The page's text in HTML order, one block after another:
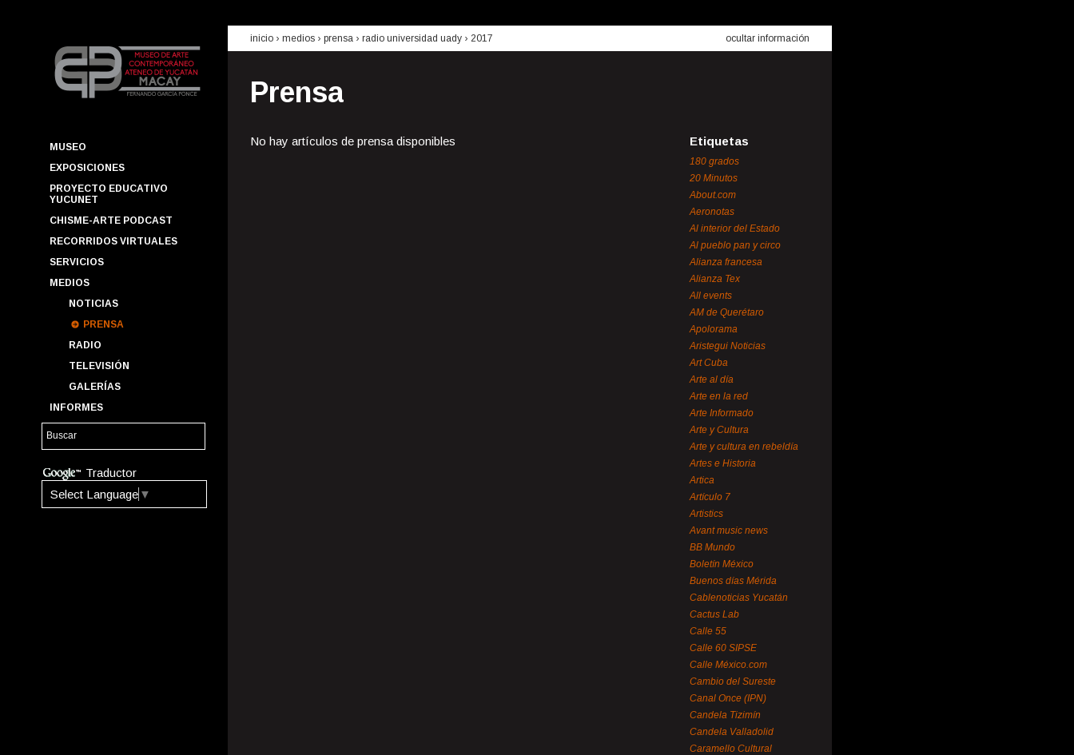
MUSEO
EXPOSICIONES
PROYECTO EDUCATIVO
YUCUNET
CHISME-ARTE PODCAST
RECORRIDOS VIRTUALES
SERVICIOS
MEDIOS
NOTICIAS
PRENSA
RADIO
TELEVISIÓN
GALERÍAS
INFORMES
Traductor
Select Language ▼
inicio › medios › prensa › radio universidad uady › 2017 ocultar información
Prensa
No hay artículos de prensa disponibles Etiquetas
180 grados
20 Minutos
About.com
Aeronotas
Al interior del Estado
Al pueblo pan y circo
Alianza francesa
Alianza Tex
All events
AM de Querétaro
Apolorama
Aristegui Noticias
Art Cuba
Arte al día
Arte en la red
Arte Informado
Arte y Cultura
Arte y cultura en rebeldía
Artes e Historia
Artica
Artículo 7
Artistics
Avant music news
BB Mundo
Boletín México
Buenos días Mérida
Cablenoticias Yucatán
Cactus Lab
Calle 55
Calle 60 SIPSE
Calle México.com
Cambio del Sureste
Canal Once (IPN)
Candela Tizimín
Candela Valladolid
Caramello Cultural